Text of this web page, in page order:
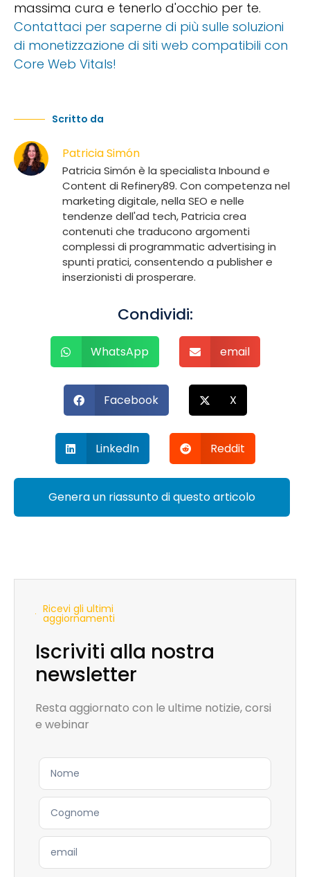
massima cura e tenerlo d'occhio per te.
Contattaci per saperne di più sulle soluzioni
di monetizzazione di siti web compatibili con
Core Web Vitals!
Scritto da
Patricia Simón
Patricia Simón è la specialista Inbound e
Content di Refinery89. Con competenza nel
marketing digitale, nella SEO e nelle
tendenze dell'ad tech, Patricia crea
contenuti che traducono argomenti
complessi di programmatic advertising in
spunti pratici, consentendo a publisher e
inserzionisti di prosperare.
Condividi:
WhatsApp email
Facebook X
LinkedIn Reddit
Genera un riassunto di questo articolo
Ricevi gli ultimi
aggiornamenti
Iscriviti alla nostra
newsletter
Resta aggiornato con le ultime notizie, corsi
e webinar